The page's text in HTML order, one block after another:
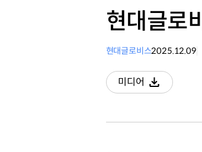
현대글로
현대글로비스2025.12.09
미디어
다운로드